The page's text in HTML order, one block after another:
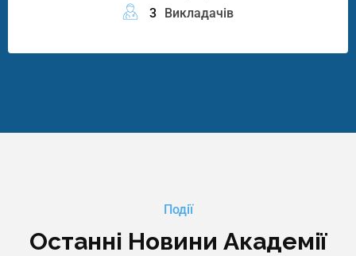
3 Викладачів
Події
Останні Новини Академії